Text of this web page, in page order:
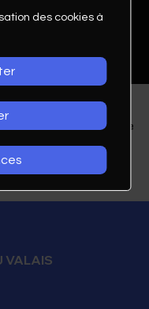
VALAIS
des cookies à